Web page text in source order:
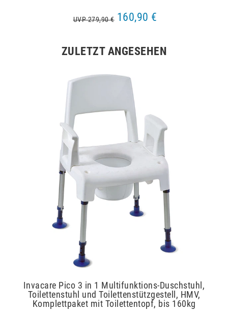
UVP 279,90 € 160,90 €
ZULETZT ANGESEHEN
Invacare Pico 3 in 1 Multifunktions-Duschstuhl,
Toilettenstuhl und Toilettenstützgestell, HMV,
Komplettpaket mit Toilettentopf, bis 160kg